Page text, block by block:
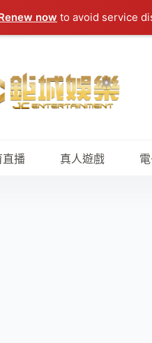
now to avoid service
直播 真人遊戲